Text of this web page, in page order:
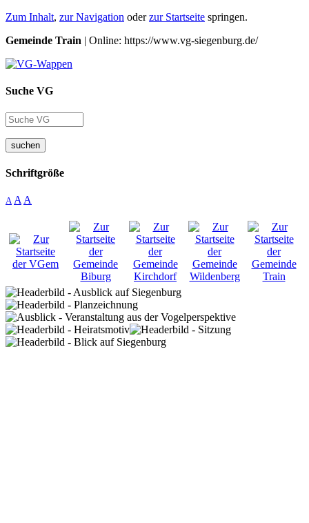
Zum Inhalt, zur Navigation oderzur Startseite springen.
Gemeinde Train | Online: https://www.vg-siegenburg.de/
Suche VG
suchen
Schriftgröße
A A A